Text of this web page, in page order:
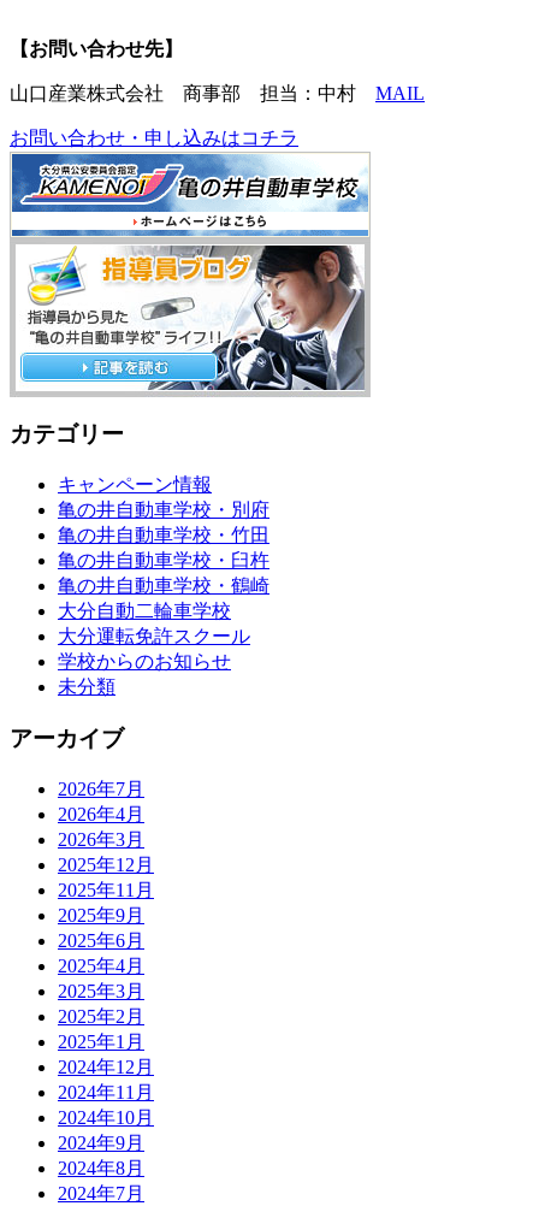
【お問い合わせ先】
山口産業株式会社 商事部 担当：中村 MAIL
お問い合わせ・申し込みはコチラ
カテゴリー
キャンペーン情報
亀の井自動車学校・別府
亀の井自動車学校・竹田
亀の井自動車学校・臼杵
亀の井自動車学校・鶴崎
大分自動二輪車学校
大分運転免許スクール
学校からのお知らせ
未分類
アーカイブ
2026年7月
2026年4月
2026年3月
2025年12月
2025年11月
2025年9月
2025年6月
2025年4月
2025年3月
2025年2月
2025年1月
2024年12月
2024年11月
2024年10月
2024年9月
2024年8月
2024年7月